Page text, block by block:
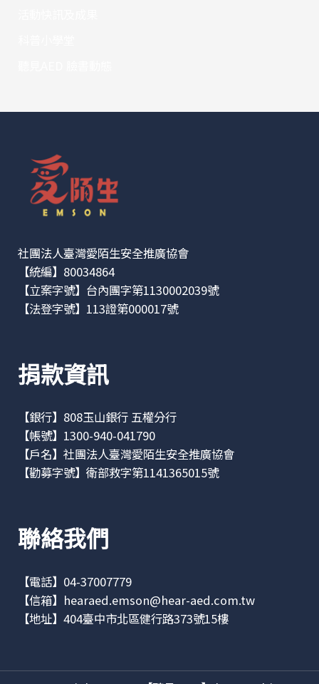
社團法人臺灣愛陌生安全推廣協會
【統編】80034864
【立案字號】台內團字第1130002039號
【法登字號】113證第000017號
捐款資訊
【銀行】808玉山銀行 五權分行
【帳號】1300-940-041790
【戶名】社團法人臺灣愛陌生安全推廣協會
【勸募字號】衛部救字第1141365015號
聯絡我們
【電話】04-37007779
【信箱】 hearaed.emson@hear-aed.com.tw
【地址】 404臺中市北區健行路373號15樓